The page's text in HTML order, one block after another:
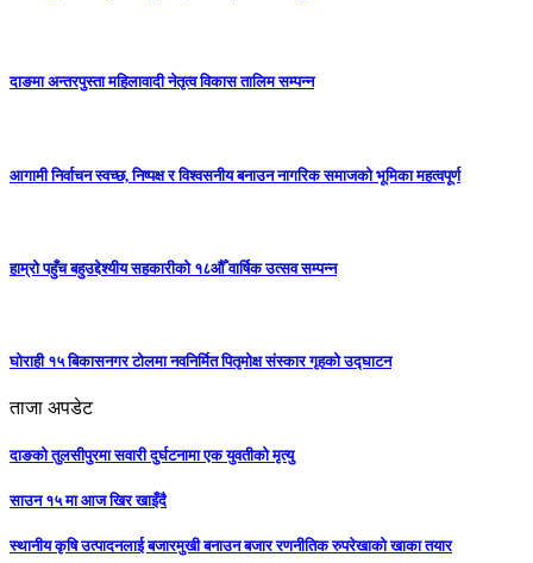
दाङमा अन्तरपुस्ता महिलावादी नेतृत्व विकास तालिम सम्पन्न
आगामी निर्वाचन स्वच्छ, निष्पक्ष र विश्वसनीय बनाउन नागरिक समाजको भूमिका महत्वपूर्ण
हाम्रो पहुँच बहुउद्देश्यीय सहकारीको १८औँ वार्षिक उत्सव सम्पन्न
घोराही १५ बिकासनगर टोलमा नवनिर्मित पितृमोक्ष संस्कार गृहको उद्घाटन
ताजा अपडेट
दाङको तुलसीपुरमा सवारी दुर्घटनामा एक युवतीको मृत्यु
साउन १५ मा आज खिर खाइँदै
स्थानीय कृषि उत्पादनलाई बजारमुखी बनाउन बजार रणनीतिक रुपरेखाको खाका तयार